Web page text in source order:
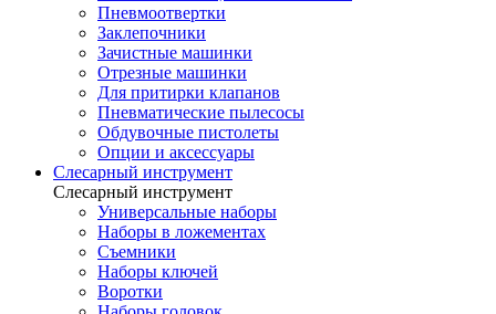
Пневмоотвертки
Заклепочники
Зачистные машинки
Отрезные машинки
Для притирки клапанов
Пневматические пылесосы
Обдувочные пистолеты
Опции и аксессуары
Слесарный инструмент
Слесарный инструмент
Универсальные наборы
Наборы в ложементах
Съемники
Наборы ключей
Воротки